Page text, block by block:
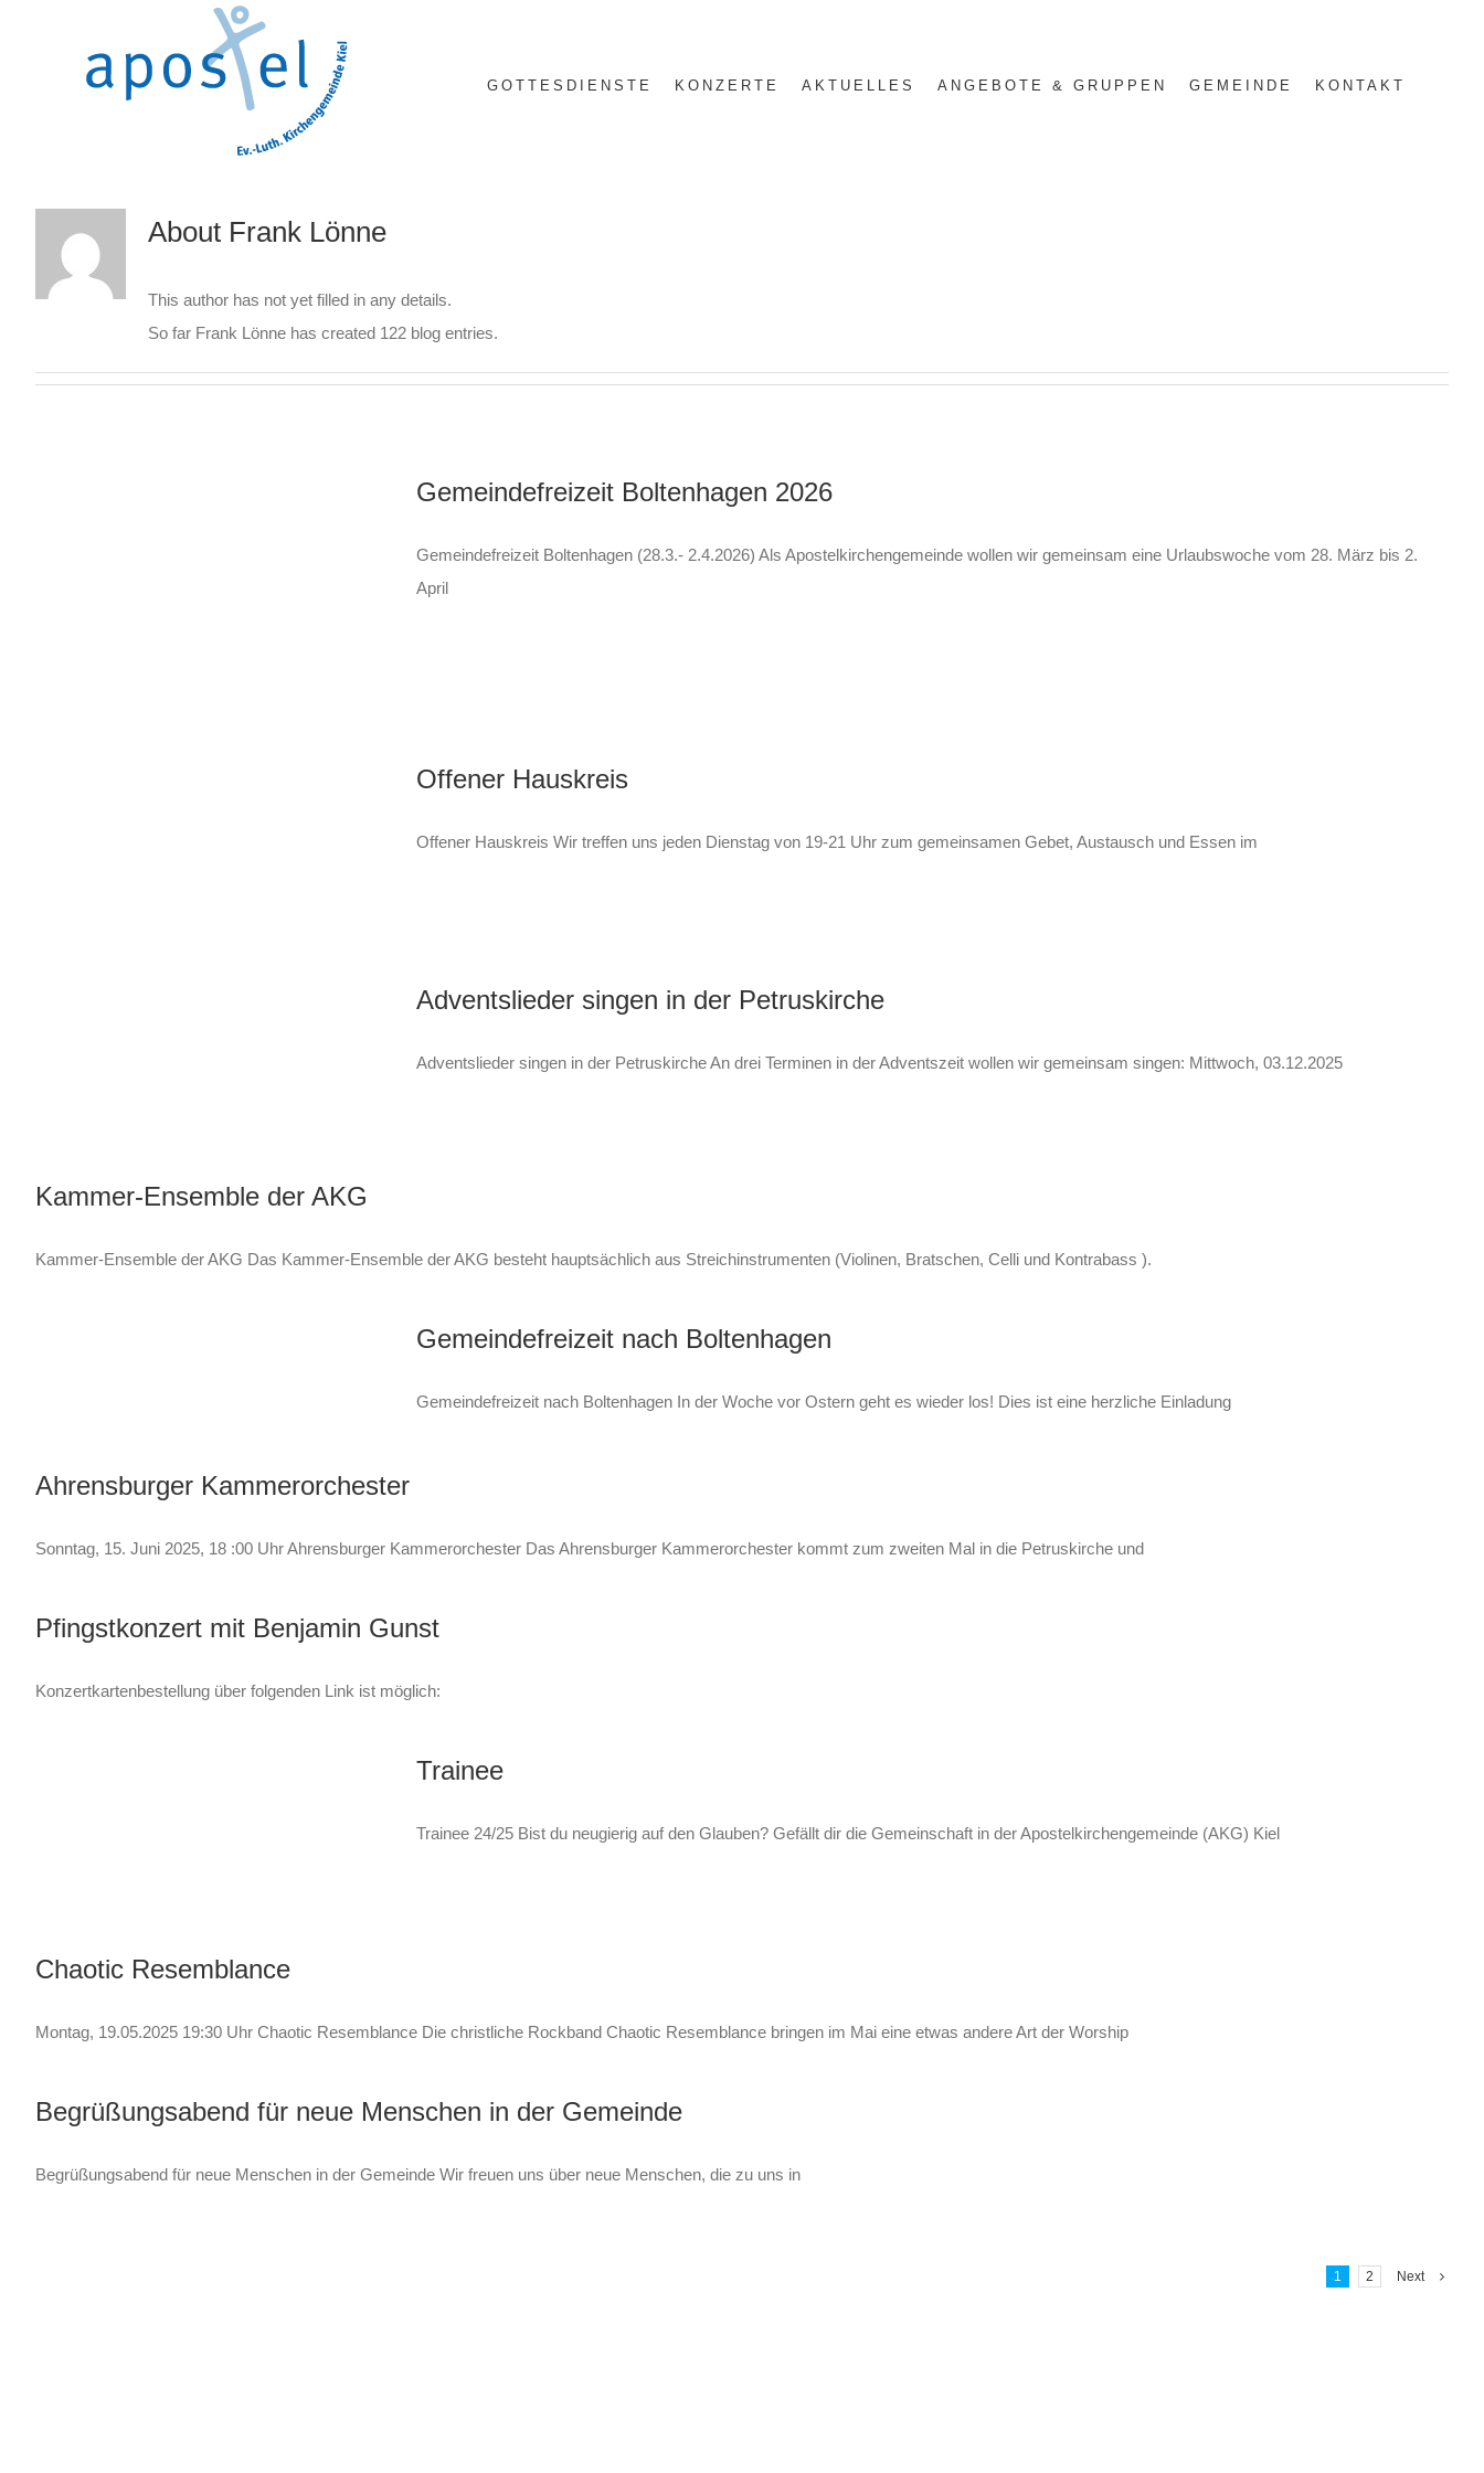
GOTTESDIENSTE KONZERTE AKTUELLES ANGEBOTE & GRUPPEN GEMEINDE KONTAKT
About Frank Lönne
This author has not yet filled in any details.
So far Frank Lönne has created 122 blog entries.
Gemeindefreizeit Boltenhagen 2026
Gemeindefreizeit Boltenhagen (28.3.- 2.4.2026) Als Apostelkirchengemeinde wollen wir gemeinsam eine Urlaubswoche vom 28. März bis 2.
April
Offener Hauskreis
Offener Hauskreis Wir treffen uns jeden Dienstag von 19-21 Uhr zum gemeinsamen Gebet, Austausch und Essen im
Adventslieder singen in der Petruskirche
Adventslieder singen in der Petruskirche An drei Terminen in der Adventszeit wollen wir gemeinsam singen: Mittwoch, 03.12.2025
Kammer-Ensemble der AKG
Kammer-Ensemble der AKG Das Kammer-Ensemble der AKG besteht hauptsächlich aus Streichinstrumenten (Violinen, Bratschen, Celli und Kontrabass ).
Gemeindefreizeit nach Boltenhagen
Gemeindefreizeit nach Boltenhagen In der Woche vor Ostern geht es wieder los! Dies ist eine herzliche Einladung
Ahrensburger Kammerorchester
Sonntag, 15. Juni 2025, 18 :00 Uhr Ahrensburger Kammerorchester Das Ahrensburger Kammerorchester kommt zum zweiten Mal in die Petruskirche und
Pfingstkonzert mit Benjamin Gunst
Konzertkartenbestellung über folgenden Link ist möglich:
Trainee
Trainee 24/25 Bist du neugierig auf den Glauben? Gefällt dir die Gemeinschaft in der Apostelkirchengemeinde (AKG) Kiel
Chaotic Resemblance
Montag, 19.05.2025 19:30 Uhr Chaotic Resemblance Die christliche Rockband Chaotic Resemblance bringen im Mai eine etwas andere Art der Worship
Begrüßungsabend für neue Menschen in der Gemeinde
Begrüßungsabend für neue Menschen in der Gemeinde Wir freuen uns über neue Menschen, die zu uns in
1 2 Next